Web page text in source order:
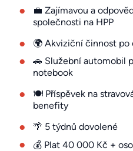
💼 Zajímavou a
společnosti na HPP
🌍 Akviziční činnost po
🚗 Služební automobil
notebook
🍽️ Příspěvek na
benefity
🌴 5 týdnů dovolené
💰 Plat 40 000 Kč +